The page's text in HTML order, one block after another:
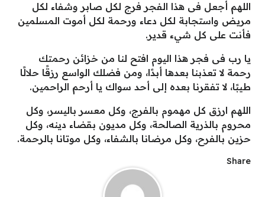
اللهم أجعل فى هذا الفجر فرج لكل صابر وشفاء لكل
مريض واستجابة لكل دعاء ورحمة لكل أموت المسلمين
فأنت على كل شيء قدير.
يا رب فى فجر هذا اليوم افتح لنا من خزائن رحمتك
رحمة لا تعذبنا بعدها أبدًا، ومن فضلك الواسع رزقًا حلالًا
طيبًا، لا تفقرنا بعده إلى أحد سواك يا أرحم الراحمين.
اللهم ارزق كل مهموم بالفرج، وكل معسر باليسر، وكل
محروم بالذرية الصالحة، وكل مديون بقضاء دينه، وكل
حزين بالفرح، وكل مرضانا بالشفاء، وكل موتانا بالرحمة.
Share